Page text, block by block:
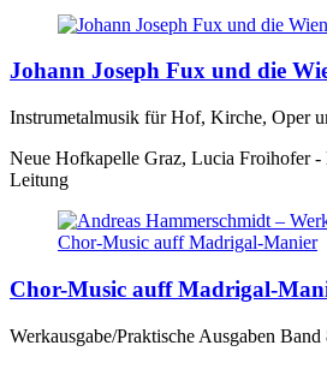
Johann Joseph Fux und die
Instrumetalmusik für Hof, Kirche, Oper
Neue Hofkapelle Graz, Lucia Froihofer
Leitung
Chor-Music auff Madrigal-
Werkausgabe/Praktische Ausgaben Band